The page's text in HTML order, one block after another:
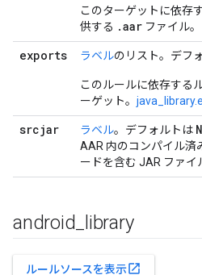
このターゲットに依存
供する .aar ファイル。
exports ラベルのリスト。デフ
このルールに依存する
ーゲット。
srcjar ラベル。デフォルトは
AAR 内のコンパイル済
ードを含む JAR ファイ
android library
ルールソースを表示open_in_new